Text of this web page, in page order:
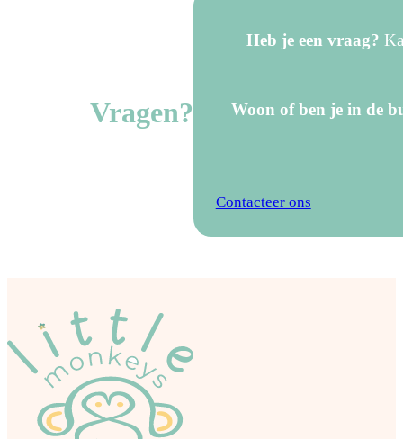
Vragen?
Heb je een vraag?
Woon of ben je in de
Contacteer ons